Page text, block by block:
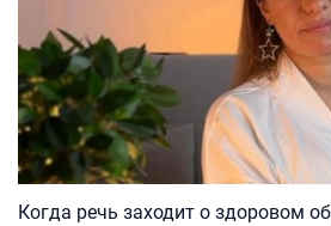
Когда речь заходит о здоровом